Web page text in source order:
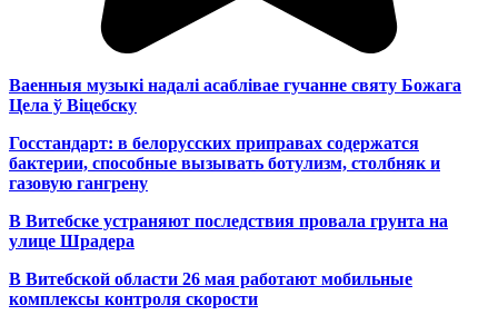
Ваенныя музыкі надалі асаблівае гучанне святу Божага
Цела ў Віцебску
Госстандарт: в белорусских приправах содержатся
бактерии, способные вызывать ботулизм, столбняк и
газовую гангрену
В Витебске устраняют последствия провала грунта на
улице Шрадера
В Витебской области 26 мая работают мобильные
комплексы контроля скорости